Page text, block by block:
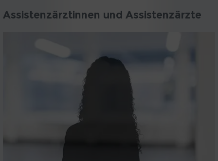
Assistenzärztinnen und Assistenzärzte